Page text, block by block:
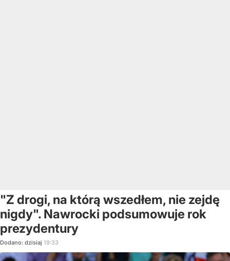
"Z drogi, na którą wszedłem, nie zejdę
nigdy". Nawrocki podsumowuje rok
prezydentury
Dodano: dzisiaj 19:33